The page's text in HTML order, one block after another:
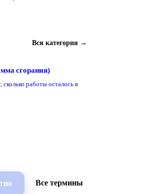
Вся категория →
сгорания)
работы осталось в
Все термины